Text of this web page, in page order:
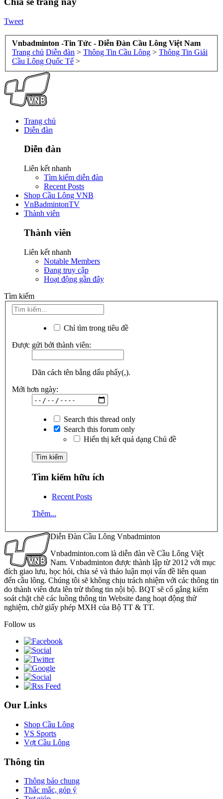
Tweet
Vnbadminton -Tin Tức - Diễn Đàn Cầu Lông Việt Nam
Trang chủ Diễn đàn > Thông Tin Cầu Lông > Thông Tin Giải
Cầu Lông Quốc Tế >
Trang chủ
Diễn đàn
Diễn đàn
Liên kết nhanh
Tìm kiếm diễn đàn
Recent Posts
Shop Cầu Lông VNB
VnBadmintonTV
Thành viên
Thành viên
Liên kết nhanh
Notable Members
Đang truy cập
Hoạt động gần đây
Tìm kiếm
Chỉ tìm trong tiêu đề
Được gửi bởi thành viên:
Dãn cách tên bằng dấu phẩy(,).
Mới hơn ngày:
Search this thread only
Search this forum only
Hiển thị kết quả dạng Chủ đề
Tìm kiếm hữu ích
Recent Posts
Thêm...
Diễn Đàn Cầu Lông Vnbadminton
Vnbadminton.com là diễn đàn về Cầu Lông Việt
Nam. Vnbadminton được thành lập từ 2012 với mục
đích giao lưu, học hỏi, chia sẻ và thảo luận mọi vấn đề liên quan
đến cầu lông. Chúng tôi sẽ không chịu trách nhiệm với các thông tin
do thành viên đưa lên trừ thông tin nội bộ. BQT sẽ cố gắng kiểm
soát chặt chẽ các luồng thông tin Website đang hoạt động thử
nghiệm, chờ giấy phép MXH của Bộ TT & TT.
Follow us
Our Links
Shop Cầu Lông
VS Sports
Vợt Cầu Lông
Thông tin
Thông báo chung
Thắc mắc, góp ý